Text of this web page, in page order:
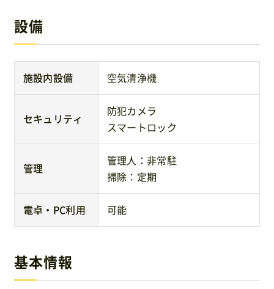
設備
施設内設備 空気清浄機
セキュリティ
防犯カメラ
スマートロック
管理
管理人：非常駐
掃除：定期
電卓・PC利用 可能
基本情報